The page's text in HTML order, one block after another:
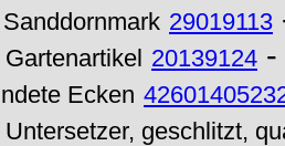
Sanddornmark 29019113
Gartenartikel 20139124 -
Ecken
Untersetzer, geschlitzt,